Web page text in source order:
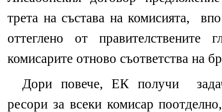
трета на състава на комисията,
оттеглено от
комисарите отново съответства на
Дори повече, ЕК получи
ресори за всеки комисар